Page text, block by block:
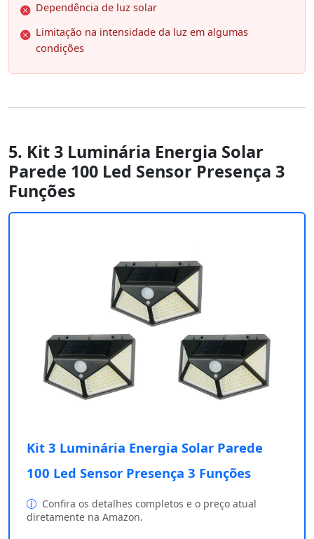
Dependência de luz solar
Limitação na intensidade da luz em algumas
condições
5. Kit 3 Luminária Energia Solar
Parede 100 Led Sensor Presença 3
Funções
Kit 3 Luminária Energia Solar Parede
100 Led Sensor Presença 3 Funções
Confira os detalhes completos e o preço atual
diretamente na Amazon.